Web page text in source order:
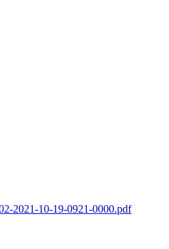
2021-10-19-0921-0000.pdf